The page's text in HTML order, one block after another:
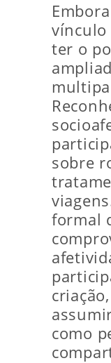
vínculo
ter o
sobre
formal
como